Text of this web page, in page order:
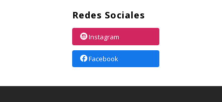
Redes Sociales
Instagram
Facebook